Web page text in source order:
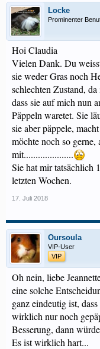
Locke
Prominenter
Hoi Claudia
Vielen Dank. Du
sie weder Gras noch
schlechten Zustand,
dass sie auf mich nun
Päppeln waretet. Sie
sie aber päppele,
möchte noch so
mit.....................
Sie hat mir tatsächlich
letzten Wochen.
17. Juli 2018
Oursoula
VIP-User
VIP
Oh nein, liebe
eine solche
ganz eindeutig ist,
wirklich nur noch
Besserung, dann
Es ist wirklich hart...